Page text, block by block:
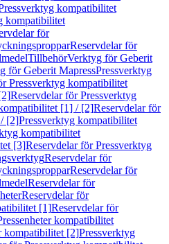
kompatibilitet
kompatibilitet
för
Reservdelar för
TillbehörVerktyg för Geberit
för Geberit MapressPressverktyg
Pressverktyg kompatibilitet
Reservdelar för Pressverktyg
[1] / [2]Reservdelar för
[2]Pressverktyg kompatibilitet
kompatibilitet
[3]Reservdelar för Pressverktyg
Reservdelar för
Reservdelar för
Reservdelar för
Reservdelar för
[1]Reservdelar för
kompatibilitet
kompatibilitet [2]Pressverktyg